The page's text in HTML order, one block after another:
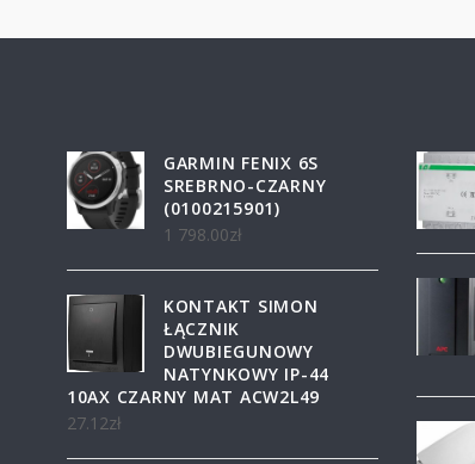
GARMIN FENIX 6S
SREBRNO-CZARNY
(0100215901)
1 798.00zł
KONTAKT SIMON
ŁĄCZNIK
DWUBIEGUNOWY
NATYNKOWY IP-44
10AX CZARNY MAT ACW2L49
27.12zł